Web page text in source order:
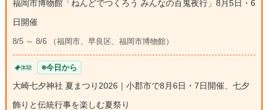
福岡市博物館「ねんどでつくろう みんなの百鬼夜行」8月5日・6
日開催
8/5 ～ 8/6 （福岡市、早良区、福岡市博物館）
体験 今日から
大崎七夕神社 夏まつり2026｜小郡市で8月6日・7日開催、七夕
飾りと伝統行事を楽しむ夏祭り